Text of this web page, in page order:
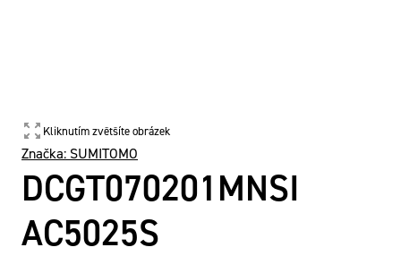
Kliknutím zvětšíte obrázek
DCGT070201MNSI
AC5025S
Značka: SUMITOMO